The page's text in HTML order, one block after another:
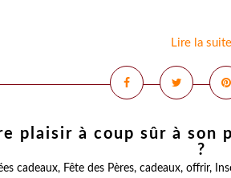
Lire la suite
plaisir à coup sûr à son
?
cadeaux, Fête des Pères, cadeaux, offrir,